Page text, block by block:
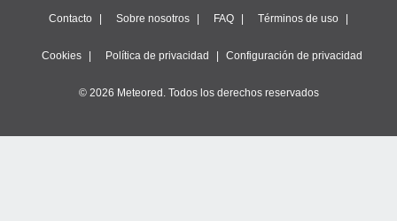
Contacto Sobre nosotros FAQ Términos de uso
Cookies Política de privacidad Configuración de privacidad
© 2026 Meteored. Todos los derechos reservados